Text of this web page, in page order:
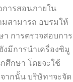
การสอนภายใน
สามารถ อบรมให้
การตรวจสอบการ
มีการนำเครื่องซิมู
ศึกษา โดยจะใช้
ากนั้น บริษัทฯจะจัด